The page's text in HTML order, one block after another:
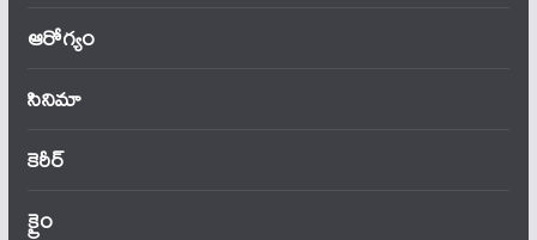
ఆరోగ్యం
సినిమా
కెరీర్
క్రైం